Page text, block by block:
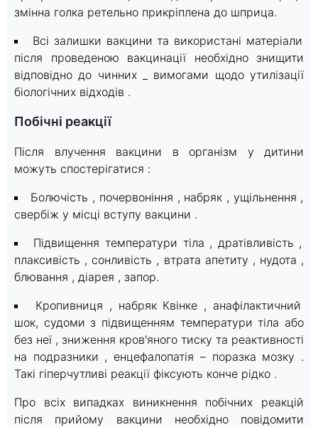
змінна голка ретельно прикріплена до шприца.
Всі залишки вакцини та використані матеріали
після проведеною вакцинації необхідно знищити
відповідно до чинних _ вимогами щодо утилізації
біологічних відходів .
Побічні реакції
Після влучення вакцини в організм у дитини
можуть спостерігатися :
Болючість , почервоніння , набряк , ущільнення ,
свербіж у місці вступу вакцини .
Підвищення температури тіла , дратівливість ,
плаксивість , сонливість , втрата апетиту , нудота ,
блювання , діарея , запор.
Кропивниця , набряк Квінке , анафілактичний
шок, судоми з підвищенням температури тіла або
без неї , зниження кров'яного тиску та реактивності
на подразники , енцефалопатія – поразка мозку .
Такі гіперчутливі реакції фіксують конче рідко .
Про всіх випадках виникнення побічних реакцій
після прийому вакцини необхідно повідомити